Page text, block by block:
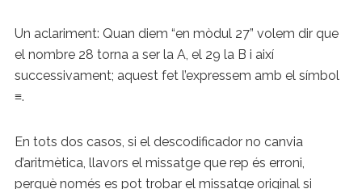
Un aclariment: Quan diem “en mòdul 27” volem dir que
el nombre 28 torna a ser la A, el 29 la B i així
successivament; aquest fet l’expressem amb el símbol
≡.
En tots dos casos, si el descodificador no canvia
d’aritmètica, llavors el missatge que rep és erroni,
perquè només es pot trobar el missatge original si